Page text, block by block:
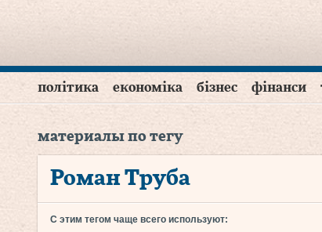
політика економіка бізнес фінанси
материалы по тегу
Роман Труба
С этим тегом чаще всего используют: